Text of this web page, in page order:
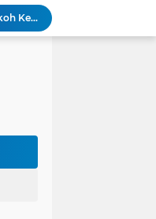
Silaturahmi Lintas Sektor di Kuta Alam, TNI–Polri dan Desa Perkokoh Kebersamaan
Babinsa Peukan Bada Hadiri Rapat Lanjutan HUT RI ke-81, Perkuat Sinergi Lintas Sektor
Kak Na Promosi Wisata Surfing dan Hadiri Perayaan HUT 53 tahun BAS Simeulue